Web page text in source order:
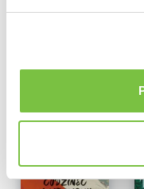
Ďalšie z